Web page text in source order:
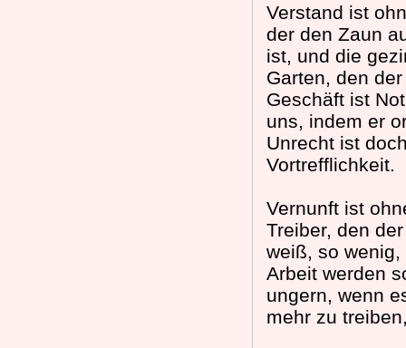
Verstand ist
der den Zaun
ist, und die
Garten, den
Geschäft ist
uns, indem er
Unrecht ist
Vortrefflichkeit.
Vernunft ist
Treiber, den
weiß, so
Arbeit werden
ungern, wenn
mehr zu